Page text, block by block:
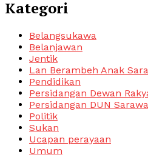
Kategori
Belangsukawa
Belanjawan
Jentik
Lan Berambeh Anak
Pendidikan
Persidangan Dewan
Persidangan DUN
Politik
Sukan
Ucapan perayaan
Umum